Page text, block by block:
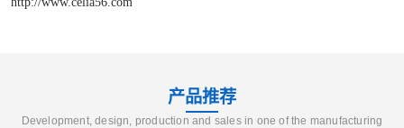
产品推荐
Development, design, production and sales in one of the manufacturing